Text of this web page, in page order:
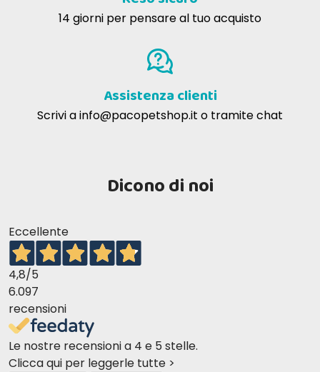
ADDITIVI
14 giorni per pensare al tuo acquisto
Assistenza clienti
Scrivi ainfo@pacopetshop.it o tramite chat
Dicono di noi
Eccellente
4,8/5
6.097
recensioni
Le nostre recensioni a 4 e 5 stelle.
Clicca qui per leggerle tutte >